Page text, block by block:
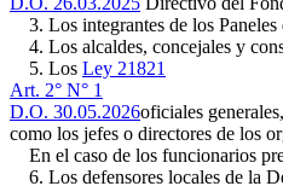
3. Los integrantes de los Paneles
4. Los alcaldes, concejales y
5. Los Ley 21821
Art. 2° N° 1
D.O. 30.05.2026oficiales
como los jefes o directores de los
En el caso de los funcionarios
6. Los defensores locales de la